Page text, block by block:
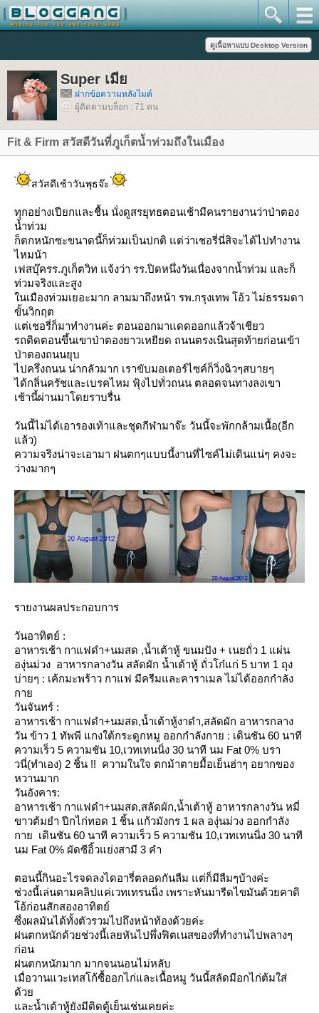
Super เมี
ฝากข้อความหลังไมค์
ผู้ติดตามบล็อก : 71 คน
Fit & Firm สวัสดีวันที่ภูเก็ตน้ำท่วมถึงในเมือง
สวัสดีเช้าวันพุธจ๊ะ
ทุกอย่างเปียกและชื้น นั่งดูสรยุทธตอนเช้ามีคนรายงานว่าป่าตอง
น้ำท่วม
ก็ตกหนักซะขนาดนี้ก็ท่วมเป็นปกติ แต่ว่าเชอรี่นี่สิจะได้ไปทำงาน
ไหมน้า
เฟสบุ๊ครร.ภูเก็ตวิท แจ้งว่า รร.ปิดหนึ่งวันเนื่องจากน้ำท่วม และก็
ท่วมจริงและสูง
นเมืองท่วมเยอะมาก ลามมาถึงหน้า รพ.กรุงเทพ โอ้ว ไม่ธรรมดา
ขั้นวิกฤต
ต่เชอรี่ก็มาทำงานค่ะ ตอนออกมาแดดออกแล้วจ้าเชียว
รถติดตอนขึ้นเขาป่าตองยาวเหยียด ถนนตรงเนินสุดท้ายก่อนเข้า
ป่าตองถนนยุบ
ไปครึ่งถนน น่ากลัวมาก เราขับมอเตอร์ไซค์ก็วิ่งฉิวๆสบายๆ
ได้กลิ่นครัชและเบรคไหม ฟุ้งไปทั่วถนน ตลอดจนทางลงเขา
เช้านี้ผ่านมาโดยราบรื่น
วันนี้ไม่ได้เอารองเท้าและชุดกีฬามาจ๊ะ วันนี้จะพักกล้ามเนื้อ(อีก
ล้ว)
ความจริงน่าจะเอามา ฝนตกๆแบบนี้งานที่ไซค์ไม่เดินแน่ๆ คงจะ
ว่างมากๆ
รายงานผลประกอบการ
วันอาทิตย์ :
อาหารเช้า กาแฟดำ+นมสด ,น้ำเต้าหู้ ขนมปัง + เนยถั่ว 1 แผ่น
องุ่นม่วง อาหารกลางวัน สลัดผัก น้ำเต้าหู้ ถั่วโก๋แก่ 5 บาท 1 ถุง
บ่ายๆ : เค้กมะพร้าว กาแฟ มีครีมและคาราเมล ไม่ได้ออกกำลัง
กา
วันจันทร์ :
อาหารเช้า กาแฟดำ+นมสด,น้ำเต้าหู้งาดำ,สลัดผัก อาหารกลาง
วัน ข้าว 1 ทัพพี แกงใต้กระดูกหมู ออกกำลังกาย : เดินชัน 60 นาที
ความเร็ว 5 ความชัน 10,เวทเทนนิ่ง 30 นาที นม Fat 0% บรา
วนี่(ทำเอง) 2 ชิ้น !! ความในใจ ตกม้าตายมื้อเย็นฮ่าๆ อยากของ
หวานมาก
วันอังคาร:
อาหารเช้า กาแฟดำ+นมสด,สลัดผัก,น้ำเต้าหู้ อาหารกลางวัน หมี่
ขาวต้มยำ ปีกไก่ทอด 1 ชิ้น แก้วมังกร 1 ผล องุ่นม่วง ออกกำลัง
กา เดินชัน 60 นาที ความเร็ว 5 ความชัน 10,เวทเทนนิ่ง 30 นาที
นม Fat 0% ผัดซีอิ้วแย่งสามี 3 คำ
ตอนนี้กินอะไรจดลงไดอารี่ตลอดกันลืม แต่ก็มีลืมๆบ้างค่ะ
ช่วงนี้เล่นตามคลิปแค่เวทเทรนนิ่ง เพราะหันมารีดไขมันด้วยคาดิ
อ้ก่อนสักสองอาทิตย์
ซึ่งผลมันได้ทั้งตัวรวมไปถึงหน้าท้องด้วยค่ะ
ฝนตกหนักด้วยช่วงนี้เลยหันไปพึ่งฟิตเนสของที่ทำงานไปพลางๆ
ก่อน
ฝนตกหนักมาก มากจนนอนไม่หลับ
เมื่อวานแวะเทสโก้ซื้ออกไก่และเนื้อหมู วันนี้สลัดมีอกไก่ต้มใส่
ด้ว
ละน้ำเต้าหู้ยังมีติดตู้เย็นเช่นเคยค่ะ